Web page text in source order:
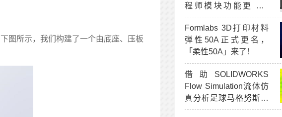
图所示，我们构建了一个由底座、压板
程师模块功能更新 -
R2026x FD03
Formlabs 3D打印材料
弹性50A正式更名，
「柔性50A」来了！
借助SOLIDWORKS
Flow Simulation流体仿
真分析足球马格努斯效
应